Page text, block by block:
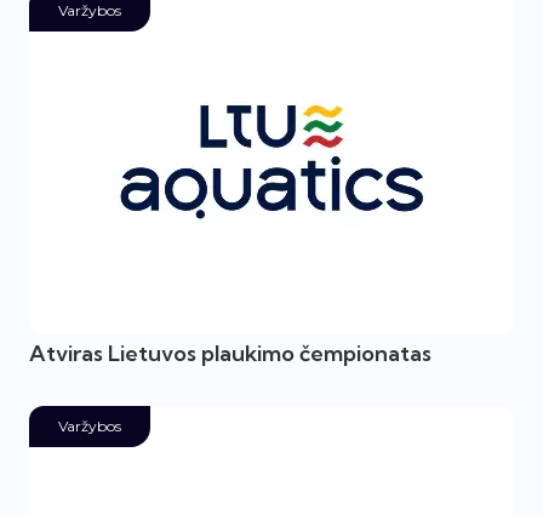
Varžybos
Atviras Lietuvos plaukimo čempionatas
Varžybos